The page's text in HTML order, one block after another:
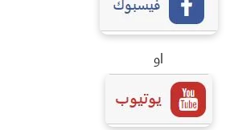
او